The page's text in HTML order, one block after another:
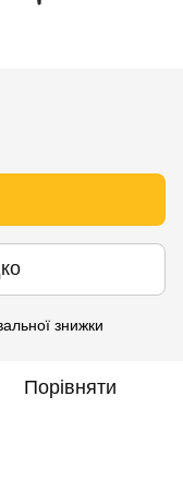
знижки
Порівняти